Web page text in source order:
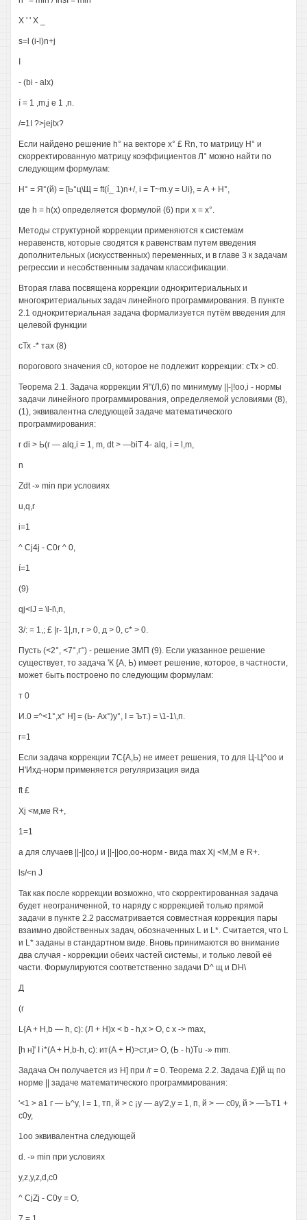
X ' ' X _
s=l (i-l)n+j
- (bi - alx)
í = 1 ,m,j e 1 ,n.
/=1I ?>jejtx?
Если найдено решение h° на векторе х° £ Rn, то матрицу Н° и
скорректированную матрицу коэффициентов Л° можно найти по
следующим формулам:
Н° = Я°(й) = [Ь°ц\Щ = ft(í_ 1)n+/, i = T~m.y = Ui}, = А + Н°,
где h = h(x) определяется формулой (6) при х = х°.
Методы структурной коррекции применяются к системам
неравенств, которые сводятся к равенствам путем введения
дополнительных (искусственных) переменных, и в главе 3 к задачам
регрессии и несобственным задачам классификации.
Вторая глава посвящена коррекции однокритериальных и
многокритериальных задач линейного программирования. В пункте
2.1 однокритериальная задача формализуется путём введения для
целевой функции
сТх -* тах (8)
порогового значения с0, которое не подлежит коррекции: сТх > с0.
Теорема 2.1. Задача коррекции Я"(Л,6) по минимуму ||-|!oo,i - нормы
задачи линейного программирования, определяемой условиями (8),
(1), эквивалентна следующей задаче математического
программирования:
r di > Ь(г — alq,i = 1, m, dt > —biT 4- alq, i = l,m,
n
Zdt -» min при условиях
u,q,r
i=1
^ Cj4j - C0r ^ 0,
í=1
(9)
qj<lJ = \l-l\,n,
3/: = 1,; £ |г- 1|,п, г > 0, д > 0, с* > 0.
Пусть (<2°, <7°,г°) - решение ЗМП (9). Если указанное решение
существует, то задача 'К {А, Ь) имеет решение, которое, в частности,
может быть построено по следующим формулам:
т 0
И.0 =^<1°,х° Н] = (Ь- Ах°)у°, I = Ът.) = \1-1\,п.
г=1
Если задача коррекции 7С{А,Ь) не имеет решения, то для Ц-Ц^оо и
Н'Ихд-норм применяется регуляризация вида
ft £
Xj <м,ме R+,
1=1
а для случаев ||-||co,i и ||-||оо,оо-норм - вида max Xj <М,М е R+.
ls/<n J
Так как после коррекции возможно, что скорректированная задача
будет неограниченной, то наряду с коррекцией только прямой
задачи в пункте 2.2 рассматривается совместная коррекция пары
взаимно двойственных задач, обозначенных L и L*. Считается, что L
и L* заданы в стандартном виде. Вновь принимаются во внимание
два случая - коррекции обеих частей системы, и только левой её
части. Формулируются соответственно задачи D^ щ и DH\
Д
(г
L{A + H,b — h, с): (Л + Н)х < b - h,x > О, с х -> max,
[h н]' I i*(A + H,b-h, с): ит(А + Н)>ст,и> О, (Ь - h)Tu -» mm.
Задача Он получается из Н] при /г = 0. Теорема 2.2. Задача £)[й щ по
норме || задаче математического программирования:
'<1 > а1 г — Ь^у, I = 1, тп, й > с ¡у — ау'2,у = 1, п, й > — с0у, й > —ЪТ1 +
с0у,
1оо эквивалентна следующей
d. -» min при условиях
y,z,y,z,d,c0
^ CjZj - С0у = О,